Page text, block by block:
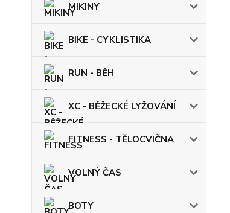
MIKINY
BIKE - CYKLISTIKA
RUN - BĚH
XC - BĚŽECKÉ LYŽOVÁNÍ
FITNESS - TĚLOCVIČNA
VOLNÝ ČAS
BOTY